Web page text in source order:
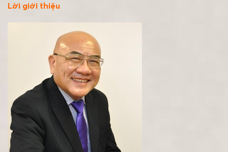
Lời giới thiệu